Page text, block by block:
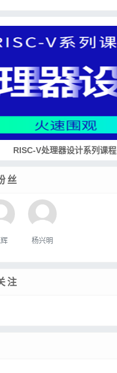
RISC-V处理器设计系列课程
丝
杨兴明
注